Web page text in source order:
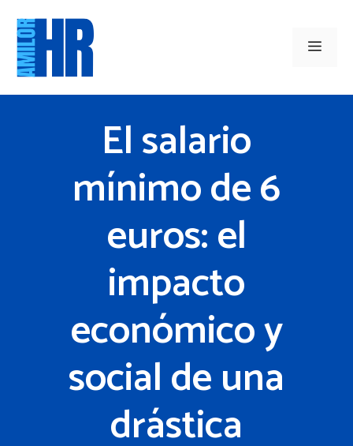
contenido
Menú
El salario
mínimo de 6
euros: el
impacto
económico y
social de una
drástica